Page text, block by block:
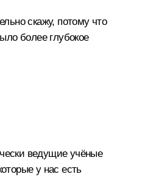
скажу, потому что
более глубокое
ведущие учёные
у нас есть